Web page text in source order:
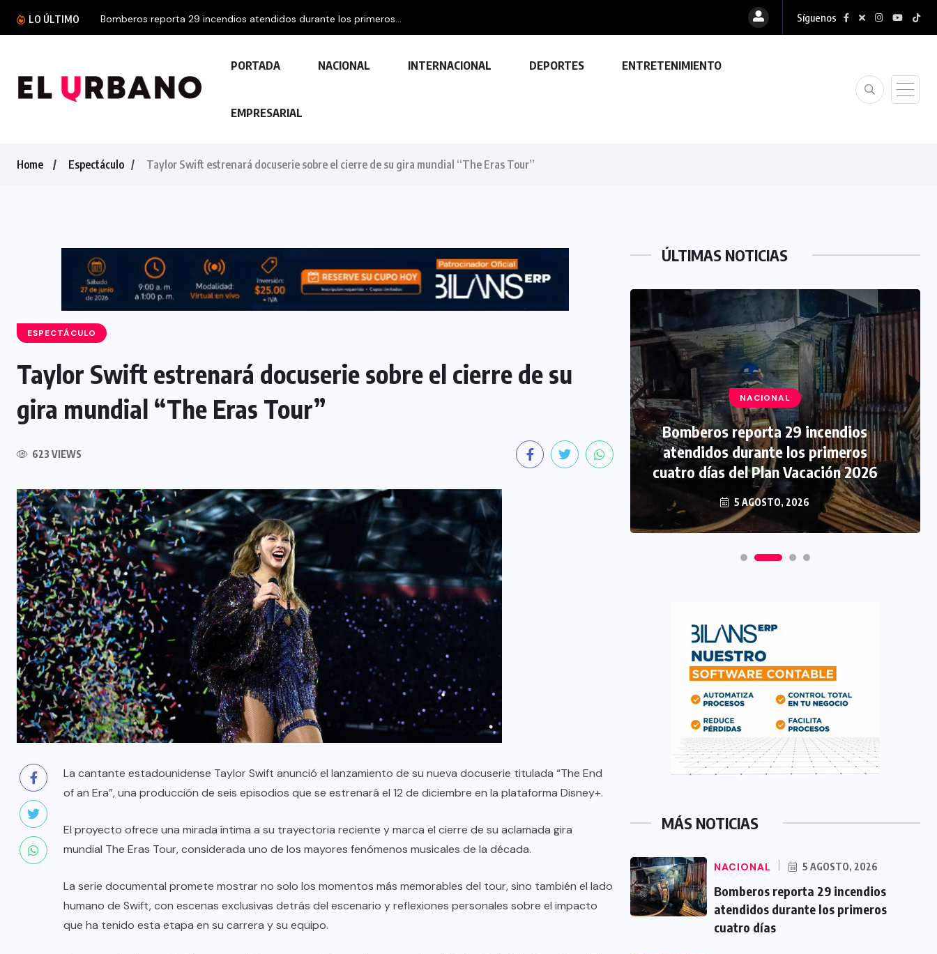
LO ÚLTIMO Bomberos reporta 29 incendios atendidos durante los primeros... Síguenos
PORTADA NACIONAL INTERNACIONAL DEPORTES ENTRETENIMIENTO
EMPRESARIAL
Home Espectáculo Taylor Swift estrenará docuserie sobre el cierre de su gira mundial “The Eras Tour”
ESPECTÁCULO
Taylor Swift estrenará docuserie sobre el cierre de su
gira mundial “The Eras Tour”
623 VIEWS
La cantante estadounidense Taylor Swift anunció el lanzamiento de su nueva docuserie titulada “The End
of an Era”, una producción de seis episodios que se estrenará el 12 de diciembre en la plataforma Disney+.
El proyecto ofrece una mirada íntima a su trayectoria reciente y marca el cierre de su aclamada gira
mundial The Eras Tour, considerada uno de los mayores fenómenos musicales de la década.
La serie documental promete mostrar no solo los momentos más memorables del tour, sino también el lado
humano de Swift, con escenas exclusivas detrás del escenario y reflexiones personales sobre el impacto
que ha tenido esta etapa en su carrera y su equipo.
ÚLTIMAS NOTICIAS
INTERNACIONAL
5 AGOSTO, 2026
23 FEBRERO, 2024
NACIONAL
Bomberos reporta 29 incendios
atendidos durante los primeros
cuatro días del Plan Vacación 2026
5 AGOSTO, 2026
MÁS NOTICIAS
NACIONAL 5 AGOSTO, 2026
Bomberos reporta 29 incendios
atendidos durante los primeros
cuatro días